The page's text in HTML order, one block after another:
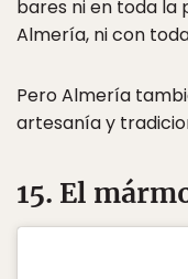
bares ni en toda la
Almería, ni con
Pero Almería
artesanía y
15. El